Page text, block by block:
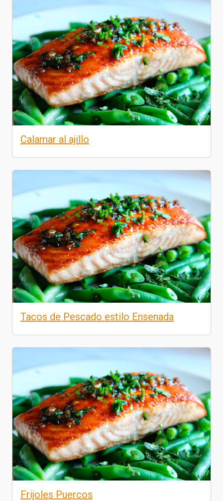
Calamar al ajillo
Tacos de Pescado estilo Ensenada
Frijoles Puercos